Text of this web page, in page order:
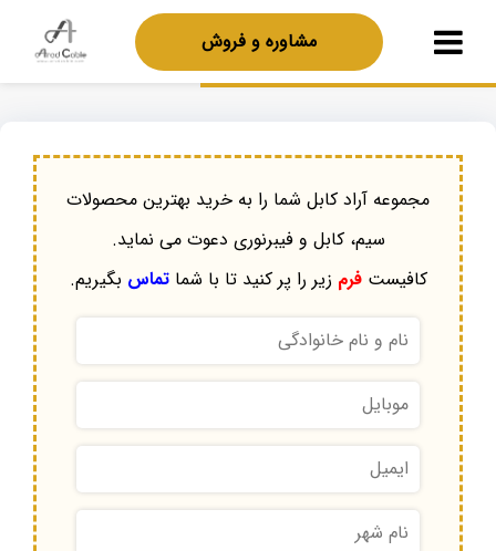
مشاوره و فروش
مجموعه آراد کابل شما را به خرید بهترین محصولات
سیم، کابل و فیبرنوری دعوت می نماید.
کافیستفرم زیر را پر کنید تا با شماتماس بگیریم.